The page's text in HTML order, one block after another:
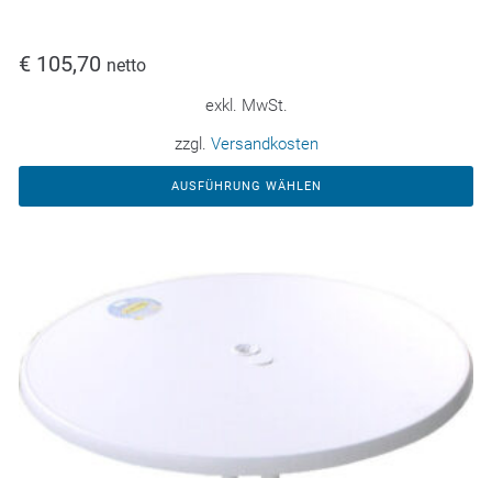
€ 105,70 netto
exkl. MwSt.
zzgl. Versandkosten
AUSFÜHRUNG WÄHLEN